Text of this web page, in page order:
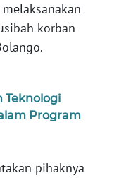
korban
Teknologi
Program
pihaknya